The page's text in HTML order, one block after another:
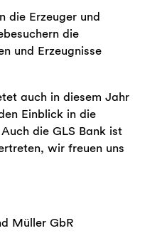
die Erzeuger und
die
und Erzeugnisse
auch in diesem Jahr
Einblick in die
die GLS Bank ist
wir freuen uns
Müller GbR